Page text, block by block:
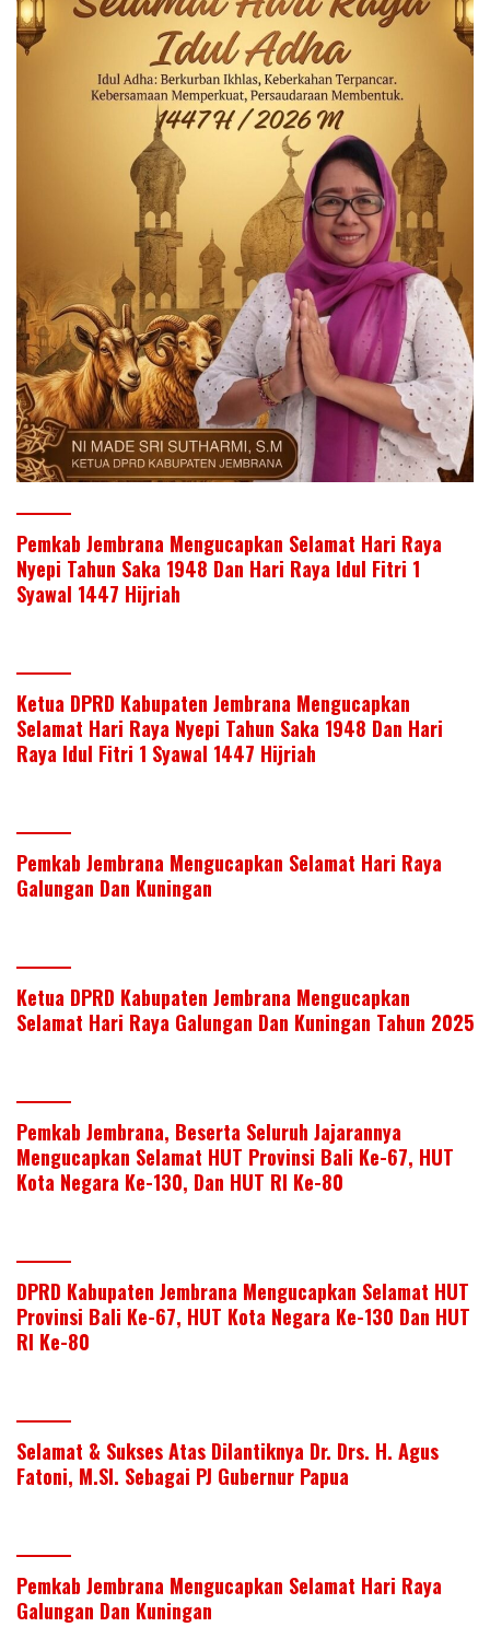
Pemkab Jembrana Mengucapkan Selamat Hari Raya
Nyepi Tahun Saka 1948 Dan Hari Raya Idul Fitri 1
Syawal 1447 Hijriah
Ketua DPRD Kabupaten Jembrana Mengucapkan
Selamat Hari Raya Nyepi Tahun Saka 1948 Dan Hari
Raya Idul Fitri 1 Syawal 1447 Hijriah
Pemkab Jembrana Mengucapkan Selamat Hari Raya
Galungan Dan Kuningan
Ketua DPRD Kabupaten Jembrana Mengucapkan
Selamat Hari Raya Galungan Dan Kuningan Tahun 2025
Pemkab Jembrana, Beserta Seluruh Jajarannya
Mengucapkan Selamat HUT Provinsi Bali Ke-67, HUT
Kota Negara Ke-130, Dan HUT RI Ke-80
DPRD Kabupaten Jembrana Mengucapkan Selamat HUT
Provinsi Bali Ke-67, HUT Kota Negara Ke-130 Dan HUT
RI Ke-80
Selamat & Sukses Atas Dilantiknya Dr. Drs. H. Agus
Fatoni, M.SI. Sebagai PJ Gubernur Papua
Pemkab Jembrana Mengucapkan Selamat Hari Raya
Galungan Dan Kuningan